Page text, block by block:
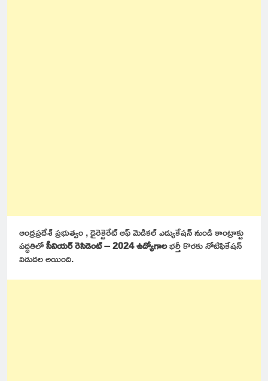
ఆంద్రప్రదేశ్ ప్రభుత్వం , డైరెక్టెరేట్ ఆఫ్ మెడికల్ ఎడ్యుకేషన్ నుండి కాంట్రాక్టు
పద్ధతిలోసీనియర్ రెసిడెంట్ – 2024 ఉద్యోగాలభర్తీ కొరకు నోటిఫికేషన్
విడుదల అయింది.